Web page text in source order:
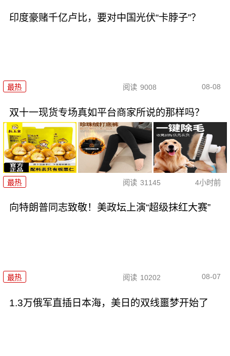
印度豪赌千亿卢比，要对中国光伏“卡脖子”？
最热 阅读 9008 08-08
双十一现货专场真如平台商家所说的那样吗？
最热 阅读 31145 4小时前
向特朗普同志致敬！美政坛上演“超级抹红大赛”
最热 阅读 10202 08-07
1.3万俄军直插日本海，美日的双线噩梦开始了